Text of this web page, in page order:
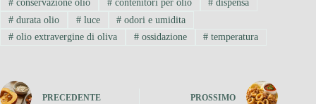
#conservazione olio #contenitori per olio # dispensa
#durata olio #luce # odori e umidita
#olio extravergine di oliva #ossidazione # temperatura
PRECEDENTE PROSSIMO